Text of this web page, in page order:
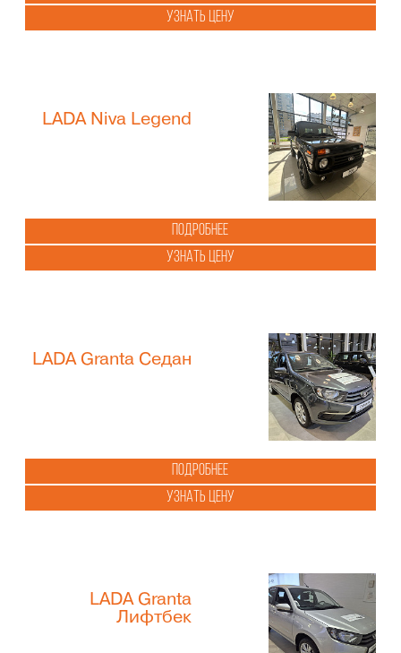
Узнать цену
LADA Niva Legend
Подробнее
Узнать цену
LADA Granta Седан
Подробнее
Узнать цену
LADA Granta
Лифтбек